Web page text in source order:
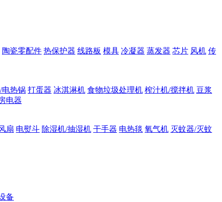
陶瓷零配件 热保护器 线路板 模具 冷凝器 蒸发器 芯片 风机 传
电热锅 打蛋器 冰淇淋机 食物垃圾处理机 榨汁机/搅拌机 豆浆
电器
扇 电熨斗 除湿机/抽湿机 干手器 电热毯 氧气机 灭蚊器/灭蚊
备